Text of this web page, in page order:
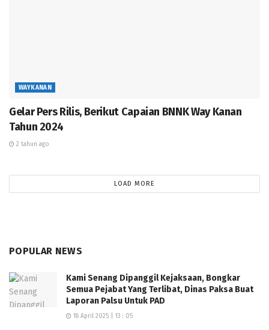
PDPM Way Kanan” pungkas Dedi.
WAYKANAN
Gelar Pers Rilis, Berikut Capaian BNNK Way Kanan
Tahun 2024
2 tahun ago
LOAD MORE
POPULAR NEWS
Kami Senang Dipanggil Kejaksaan, Bongkar
Semua Pejabat Yang Terlibat, Dinas Paksa Buat
Laporan Palsu Untuk PAD
18 April 2025 | 13 : 05